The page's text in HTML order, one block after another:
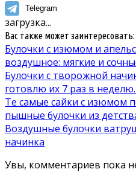
Telegram
загрузка...
Вас также может заинтересовать:
Булочки с изюмом и
воздушное: мягкие и
Булочки с творожной
готовлю их 7 раз в
Те самые сайки с изюмом
пышные булочки из
Воздушные булочки
начинка
Увы, комментариев пока